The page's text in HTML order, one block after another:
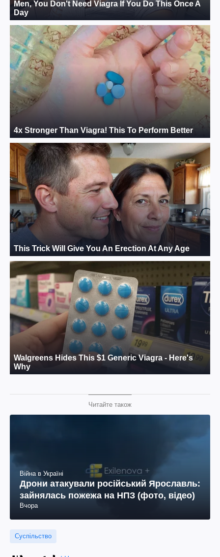
Читайте також
Війна в Україні
Дрони атакували російський Ярославль:
зайнялась пожежа на НПЗ (фото, відео)
Вчора
Суспільство